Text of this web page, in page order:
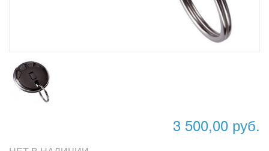
3 500,00 руб.